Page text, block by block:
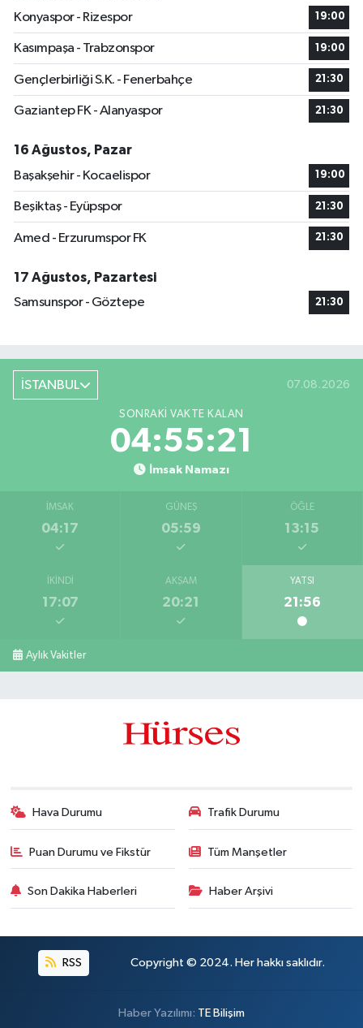
Konyaspor - Rizespor
19:00
Kasımpaşa - Trabzonspor 19:00
Gençlerbirliği S.K. - Fenerbahçe 21:30
Gaziantep FK - Alanyaspor 21:30
16 Ağustos, Pazar
Başakşehir - Kocaelispor
19:00
Beşiktaş - Eyüpspor 21:30
Amed - Erzurumspor FK 21:30
17 Ağustos, Pazartesi
Samsunspor - Göztepe
21:30
İSTANBUL 07.08.2026
SONRAKI VAKTE KALAN
04:55:20
İmsak Namazı
İMSAK
04:17
GÜNEŞ
05:59
ÖĞLE
13:15
İKINDI
17:07
AKŞAM
20:21
YATSI
21:56
Aylık Vakitler
Hava Durumu Trafik Durumu
Puan Durumu ve Fikstür Tüm Manşetler
Son Dakika Haberleri Haber Arşivi
RSS Copyright © 2024. Her hakkı saklıdır.
Haber Yazılımı: TE Bilişim